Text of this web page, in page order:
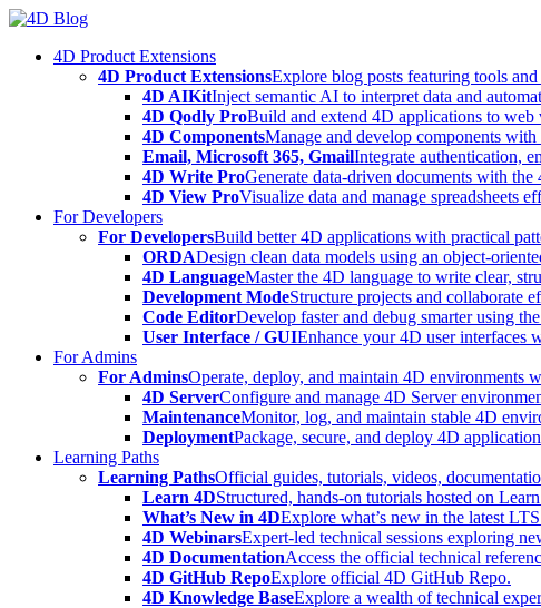
Skip
content4D Product Extensions
4D Product ExtensionsExplore blog posts featuring tools
4D AIKitInject semantic AI to interpret data and
4D Qodly ProBuild and extend 4D applications to web
4D ComponentsManage and develop components
Email, Microsoft 365, GmailIntegrate authentication,
4D Write ProGenerate data-driven documents with
4D View ProVisualize data and manage spreadsheets
For Developers
For DevelopersBuild better 4D applications with practical
ORDADesign clean data models using an object-
4D LanguageMaster the 4D language to write clear,
Development ModeStructure projects and collaborate
Code EditorDevelop faster and debug smarter using
User Interface / GUIEnhance your 4D user interfaces
For Admins
For AdminsOperate, deploy, and maintain 4D environments
4D ServerConfigure and manage 4D Server
MaintenanceMonitor, log, and maintain stable 4D
DeploymentPackage, secure, and deploy 4D
Learning Paths
Learning PathsOfficial guides, tutorials, videos,
Learn 4DStructured, hands-on tutorials hosted on
What’s New in 4DExplore what’s new in the latest
4D WebinarsExpert-led technical sessions exploring
4D DocumentationAccess the official technical
4D GitHub RepoExplore official 4D GitHub Repo.
4D Knowledge BaseExplore a wealth of technical